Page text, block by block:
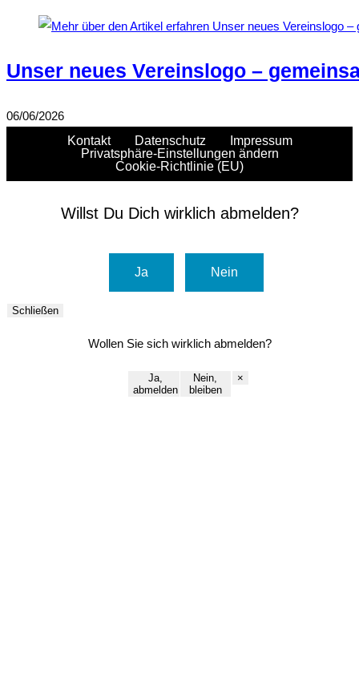
Unser neues Vereinslogo –
06/06/2026
Kontakt
Datenschutz
Impressum
Privatsphäre-Einstellungen ändern
Cookie-Richtlinie (EU)
Willst Du Dich wirklich abmelden?
Ja Nein
Schließen
Wollen Sie sich wirklich abmelden?
Ja,
abmelden
Nein,
bleiben
×